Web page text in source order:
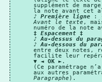
supplément de
la note avant cet
♪Première ligne
:
Avant le texte ,
numéro de la note
‡Espacement‡
♪Au-dessus du
♪Au-dessous du
entre deux notes,
facilite leur
▼ ◄OK ►.
(Ce paramétrage
aux autres
Paragraphe ).